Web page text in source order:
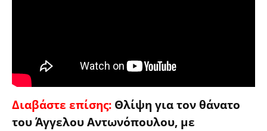
Διαβάστε επίσης: Θλίψη για τον θάνατο
του Άγγελου Αντωνόπουλου, με